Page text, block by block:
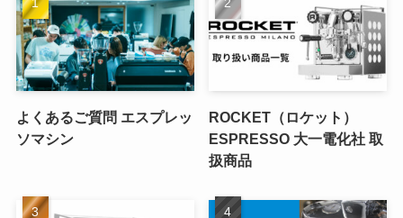
よくあるご質問 エスプレッ
ソマシン
ROCKET（ロケット）
ESPRESSO 大一電化社 取
扱商品